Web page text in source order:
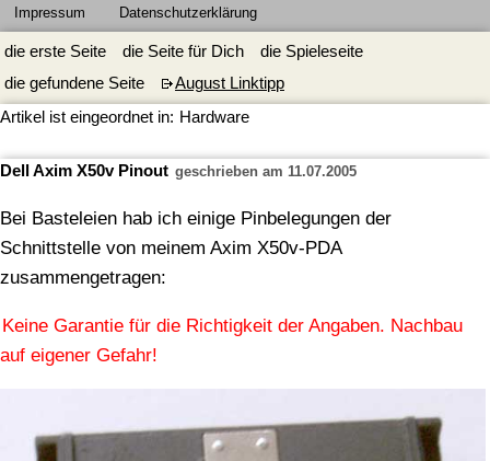
Impressum Datenschutzerklärung
die erste Seite die Seite für Dich
die Spieleseite
die gefundene Seite
August Linktipp
Artikel ist eingeordnet in: Hardware
Dell Axim X50v Pinout geschrieben am 11.07.2005
Bei Basteleien hab ich einige Pinbelegungen der
Schnittstelle von meinem Axim X50v-PDA
zusammengetragen:
Keine Garantie für die Richtigkeit der Angaben. Nachbau
auf eigener Gefahr!